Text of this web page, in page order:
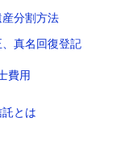
分割方法
真名回復登記
費用
とは